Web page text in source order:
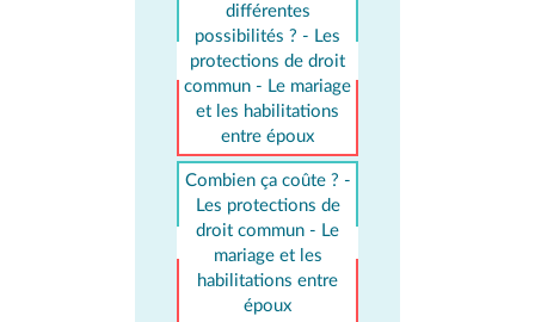
différentes
possibilités ? - Les
protections de droit
commun - Le mariage
et les habilitations
entre époux
Combien ça coûte ? -
Les protections de
droit commun - Le
mariage et les
habilitations entre
époux